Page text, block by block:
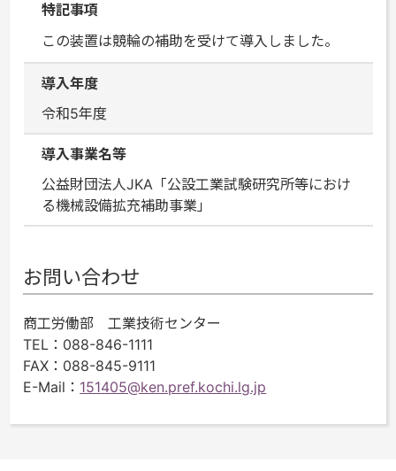
特記事項
この装置は競輪の補助を受けて導入しました。
導入年度
令和5年度
導入事業名等
公益財団法人JKA「公設工業試験研究所等におけ
る機械設備拡充補助事業」
お問い合わせ
商工労働部 工業技術センター
TEL ：088-846-1111
FAX ：088-845-9111
E-Mail ： 151405@ken.pref.kochi.lg.jp